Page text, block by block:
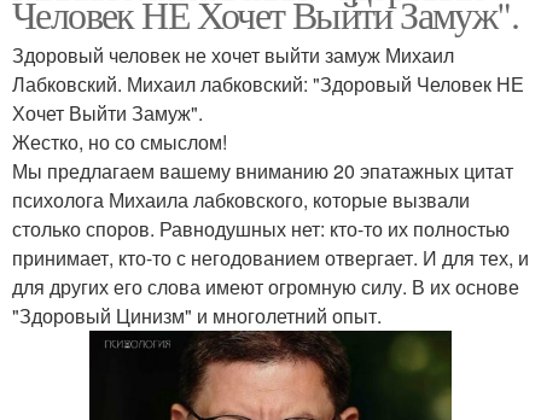
Человек НЕ Хочет Выйти Замуж".
Здоровый человек не хочет выйти замуж Михаил
Лабковский. Михаил лабковский: "Здоровый Человек НЕ
Хочет Выйти Замуж".
Жестко, но со смыслом!
Мы предлагаем вашему вниманию 20 эпатажных цитат
психолога Михаила лабковского, которые вызвали
столько споров. Равнодушных нет: кто-то их полностью
принимает, кто-то с негодованием отвергает. И для тех, и
для других его слова имеют огромную силу. В их основе
"Здоровый Цинизм" и многолетний опыт.